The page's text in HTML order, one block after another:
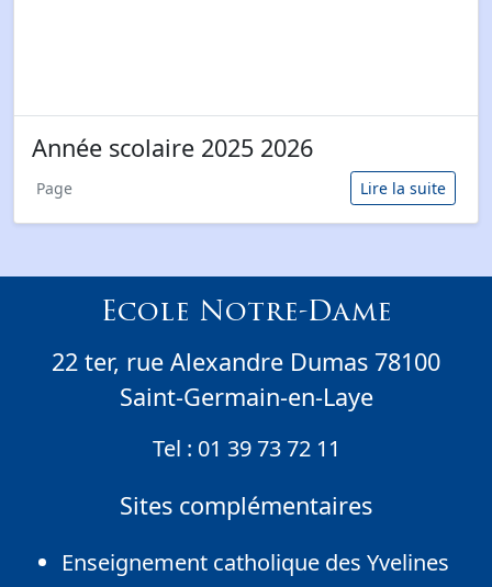
Année scolaire 2025 2026
Page Lire la suite
Sites complémentaires
Enseignement catholique des Yvelines
Ecole Notre-Dame
22 ter, rue Alexandre Dumas 78100
Saint-Germain-en-Laye
Tel : 01 39 73 72 11